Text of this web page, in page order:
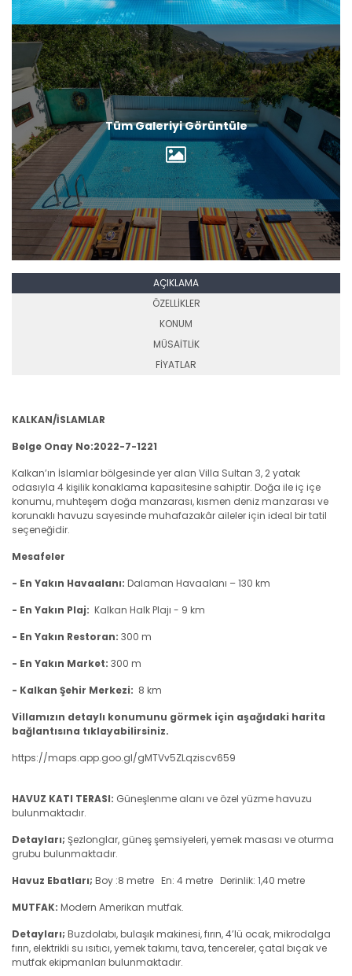
Tüm Galeriyi Görüntüle
AÇIKLAMA
ÖZELLİKLER
KONUM
MÜSAİTLİK
FİYATLAR
KALKAN/İSLAMLAR
Belge Onay No:2022-7-1221
Kalkan’ın İslamlar bölgesinde yer alan Villa Sultan 3, 2 yatak
odasıyla 4 kişilik konaklama kapasitesine sahiptir. Doğa ile iç içe
konumu, muhteşem doğa manzarası, kısmen deniz manzarası ve
korunaklı havuzu sayesinde muhafazakâr aileler için ideal bir tatil
seçeneğidir.
Mesafeler
- En Yakın Havaalanı: Dalaman Havaalanı – 130 km
- En Yakın Plaj: Kalkan Halk Plajı - 9 km
- En Yakın Restoran: 300 m
- En Yakın Market: 300 m
- Kalkan Şehir Merkezi: 8 km
Villamızın detaylı konumunu görmek için aşağıdaki harita
bağlantısına tıklayabilirsiniz.
https://maps.app.goo.gl/gMTVv5ZLqziscv659
HAVUZ KATI TERASI: Güneşlenme alanı ve özel yüzme havuzu
bulunmaktadır.
Detayları; Şezlonglar, güneş şemsiyeleri, yemek masası ve oturma
grubu bulunmaktadır.
Havuz Ebatları; Boy :8 metre En: 4 metre Derinlik: 1,40 metre
MUTFAK: Modern Amerikan mutfak.
Detayları; Buzdolabı, bulaşık makinesi, fırın, 4’lü ocak, mikrodalga
fırın, elektrikli su ısıtıcı, yemek takımı, tava, tencereler, çatal bıçak ve
mutfak ekipmanları bulunmaktadır.